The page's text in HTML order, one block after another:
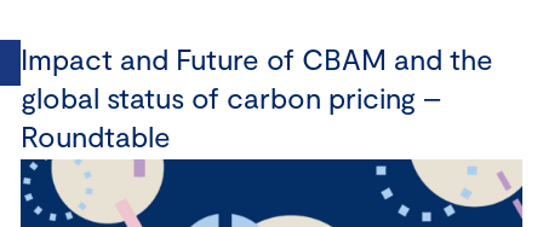
Impact and Future of CBAM and the
global status of carbon pricing –
Roundtable